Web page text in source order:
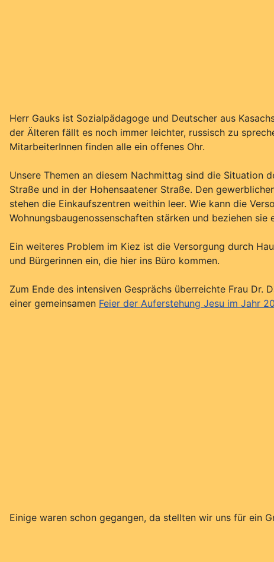
Herr Gauks ist Sozialpädagoge und Deutscher aus
der Älteren fällt es noch immer leichter, russisch zu
MitarbeiterInnen finden alle ein offenes Ohr.
Unsere Themen an diesem Nachmittag sind die Situation
Straße und in der Hohensaatener Straße. Den
stehen die Einkaufszentren weithin leer. Wie kann die
Wohnungsbaugenossenschaften stärken und beziehen
Ein weiteres Problem im Kiez ist die Versorgung durch
und Bürgerinnen ein, die hier ins Büro kommen.
Zum Ende des intensiven Gesprächs überreichte Frau Dr.
einer gemeinsamen Feier der Auferstehung Jesu im Jahr
Einige waren schon gegangen, da stellten wir uns für ein